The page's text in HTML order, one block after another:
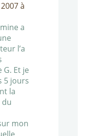
à
a
l’a
Et je
5 jours
la
du
mon